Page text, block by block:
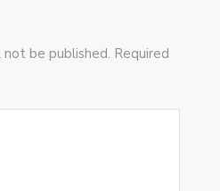
be published. Required